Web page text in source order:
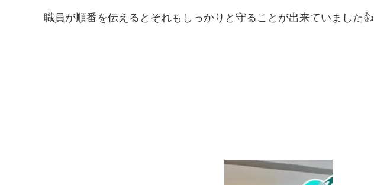
職員が順番を伝えるとそれもしっかりと守ることが出来ていました👍